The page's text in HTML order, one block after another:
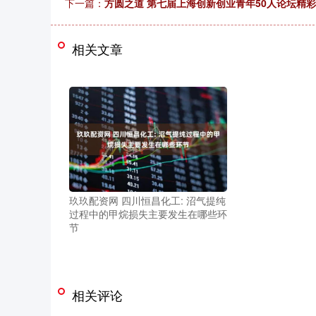
下一篇： 方圆之道 第七届上海创新创业青年50人论坛精
相关文章
玖玖配资网 四川恒昌化工: 沼气提纯
过程中的甲烷损失主要发生在哪些环
节
相关评论